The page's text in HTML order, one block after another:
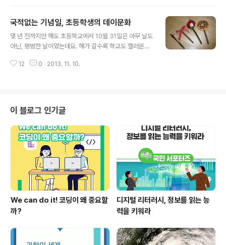
이 약 337억㎥가 됩니다. 이를 다시 우리나라 총인구로
나누면 1인당 사용 가능 수자원이 되는데 그 양이 2005년
기준 약 1,488㎥ 정도가 되고, 다른 나라와 비교했을 때,
은 1997년도 409리터를 정점으로 점점 줄어들고 있는데,
국적없는 기념일, 초등학생의 데이문화
몇 년 전까지만 해도 초등학교에서 10월 31일은 아무 날도
아닌, 평범한 날이었는데요. 해가 갈수록 학교도 핼러윈데
체험으로 그치는 것이 아니라 사탕 바구니를 들고 다니는
많은지! 3월 어색한 학기 초의 화이트데이나 졸업식과 겹
치는 밸런타인데이는 초등학교에서는 큰 문제가 되지 않습
니다. 하지만 11월 ○○과자 데이는 특별히 신경을 쓰는 편
인데요. 초등학교에서 선생님들이 왜 신경써서 지도하는지
학교 풍경을 보여드리도록 하겠습니다. #01. ○○과자 데
이 일주일 전, 6학년 교실“너 ..
12 0 2013. 11. 10.
이 블로그 인기글
We can do it! 코딩이 왜 중요할
까?
디지털 리터러시, 정보를 읽는 능
력을 키워라